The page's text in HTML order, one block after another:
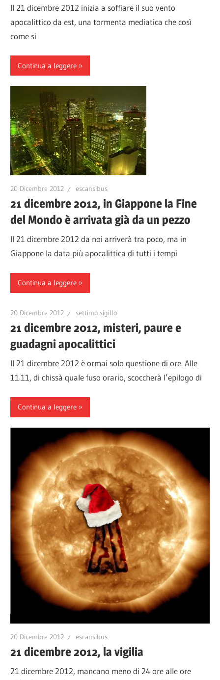
Il 21 dicembre 2012 inizia a soffiare il suo vento
apocalittico da est, una tormenta mediatica che così
come si
Continua a leggere
20 Dicembre 2012 escansibus
21 dicembre 2012, in Giappone la Fine
del Mondo è arrivata già da un pezzo
Il 21 dicembre 2012 da noi arriverà tra poco, ma in
Giappone la data più apocalittica di tutti i tempi
Continua a leggere
20 Dicembre 2012 settimo sigillo
21 dicembre 2012, misteri, paure e
guadagni apocalittici
Il 21 dicembre 2012 è ormai solo questione di ore. Alle
11.11, di chissà quale fuso orario, scoccherà l’epilogo di
Continua a leggere
20 Dicembre 2012 escansibus
21 dicembre 2012, la vigilia
21 dicembre 2012, mancano meno di 24 ore alle ore